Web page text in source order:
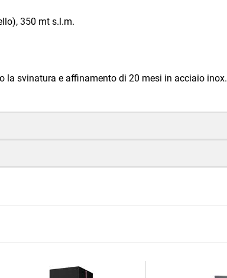
350 mt s.l.m.
la svinatura e affinamento di 20 mesi in acciaio inox.